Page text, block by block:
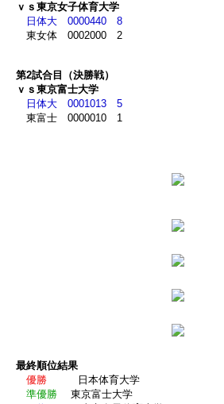
ｖｓ東京女子体育大学
日体大 0000440 8
東女体 0002000 2
第2試合目（決勝戦）
ｖｓ東京富士大学
日体大 0001013 5
東富士 0000010 1
最終順位結果
優勝 日本体育大学
準優勝 東京富士大学